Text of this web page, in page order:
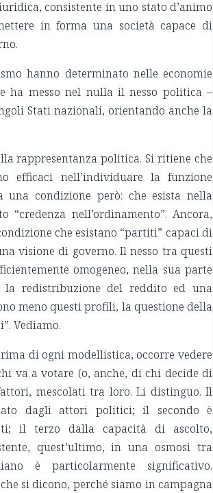
consistente in uno stato d’animo
in forma una società capace di
hanno determinato nelle economie
ha messo nel nulla il nesso politica –
Stati nazionali, orientando anche la
rappresentanza politica. Si ritiene che
nell’individuare la funzione
una condizione però: che esista nella
nell’ordinamento”. Ancora,
che esistano “partiti” capaci di
visione di governo. Il nesso tra questi
omogeneo, nella sua parte
redistribuzione del reddito ed una
meno questi profili, la questione della
Vediamo.
di ogni modellistica, occorre vedere
va a votare (o, anche, di chi decide di
mescolati tra loro. Li distinguo. Il
dagli attori politici; il secondo è
il terzo dalla capacità di ascolto,
quest’ultimo, in una osmosi tra
è particolarmente significativo.
che si dicono, perché siamo in campagna